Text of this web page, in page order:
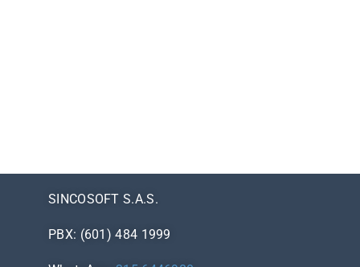
SINCOSOFT S.A.S.
PBX: (601) 484 1999